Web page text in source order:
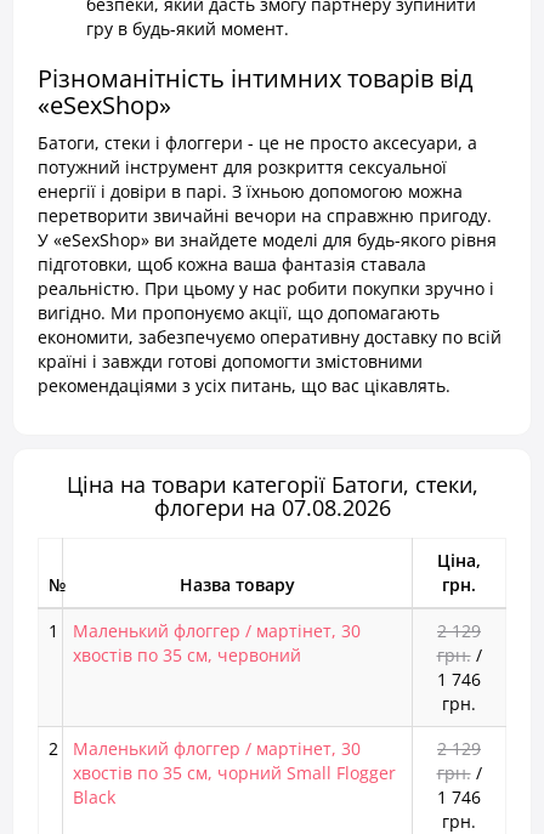
гру в будь-який момент.
Різноманітність інтимних товарів від
«eSexShop»
Батоги, стеки і флоггери - це не просто аксесуари, а
потужний інструмент для розкриття сексуальної
енергії і довіри в парі. З їхньою допомогою можна
перетворити звичайні вечори на справжню пригоду.
У «eSexShop» ви знайдете моделі для будь-якого рівня
підготовки, щоб кожна ваша фантазія ставала
реальністю. При цьому у нас робити покупки зручно і
вигідно. Ми пропонуємо акції, що допомагають
економити, забезпечуємо оперативну доставку по всій
країні і завжди готові допомогти змістовними
рекомендаціями з усіх питань, що вас цікавлять.
Ціна на товари категорії Батоги, стеки,
флогери на 07.08.2026
№ Назва товару
Ціна,
грн.
1
Маленький флоггер / мартінет, 30
хвостів по 35 см, червоний
2 129
грн./
1 746
грн.
2
Маленький флоггер / мартінет, 30
хвостів по 35 см, чорний Small Flogger
Black
2 129
грн./
1 746
грн.